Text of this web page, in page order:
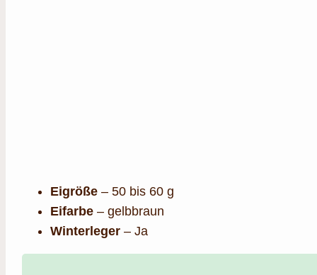
Eigröße – 50 bis 60 g
Eifarbe – gelbbraun
Winterleger – Ja